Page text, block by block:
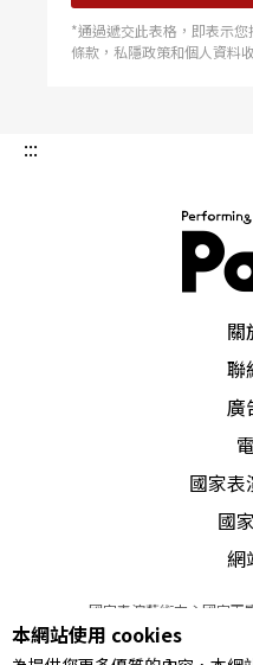
*通過遞交此表格，即表示
條款，私隱政策和個人資料
:::
關
聯
廣
國家表
國
網
國家表演藝術中心國家兩
© 2022Performing arts
本網站使用 cookies